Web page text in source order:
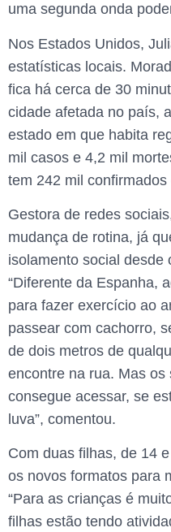
uma segunda onda
Nos Estados Unidos,
estatísticas locais.
fica há cerca de 30
cidade afetada no país,
estado em que habita
mil casos e 4,2 mil
tem 242 mil
Gestora de redes
mudança de rotina, já
isolamento social desde
“Diferente da Espanha,
para fazer exercício ao
passear com cachorro,
de dois metros de
encontre na rua. Mas
consegue acessar, se
luva”, comentou.
Com duas filhas, de 14
os novos formatos para
“Para as crianças é
filhas estão tendo